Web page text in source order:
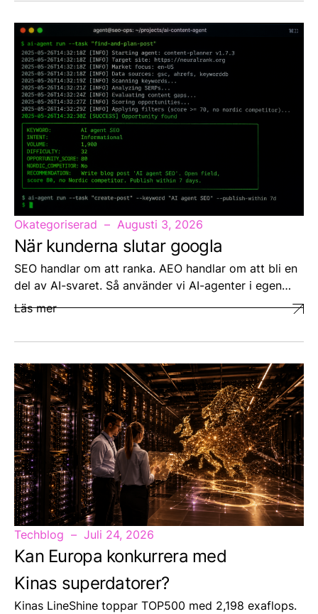
Okategoriserad Augusti 3, 2026
När kunderna slutar googla
SEO handlar om att ranka. AEO handlar om att bli en
del av AI-svaret. Så använder vi AI-agenter i egen…
Läs mer
Techblog Juli 24, 2026
Kan Europa konkurrera med
Kinas superdatorer?
Kinas LineShine toppar TOP500 med 2,198 exaflops.